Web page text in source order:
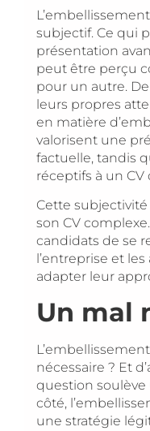
subjectif. Ce qui
présentation
peut être perçu
pour un autre.
leurs propres
en matière
valorisent une
factuelle, tandis
réceptifs à un
Cette
son CV
candidats de se
l’entreprise et
adapter leur
Un mal
nécessaire ? Et
question soulève
côté,
une stratégie